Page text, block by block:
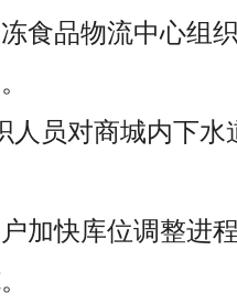
食品物流中心组
员对商城内下水
加快库位调整进